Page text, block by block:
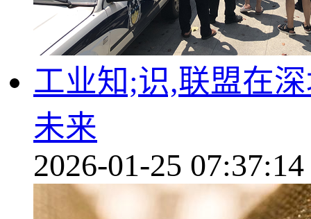
工业知;识,联盟在
未来
2026-01-25 07:37:14